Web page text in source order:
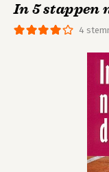
4
In 5 stappen